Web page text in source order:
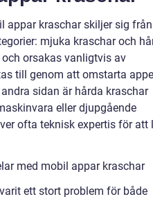
appar kraschar skiljer sig från
mjuka kraschar och
orsakas vanligtvis av
till genom att omstarta
sidan är hårda kraschar
eller djupgående
ofta teknisk expertis för att
med mobil appar kraschar
ett stort problem för både